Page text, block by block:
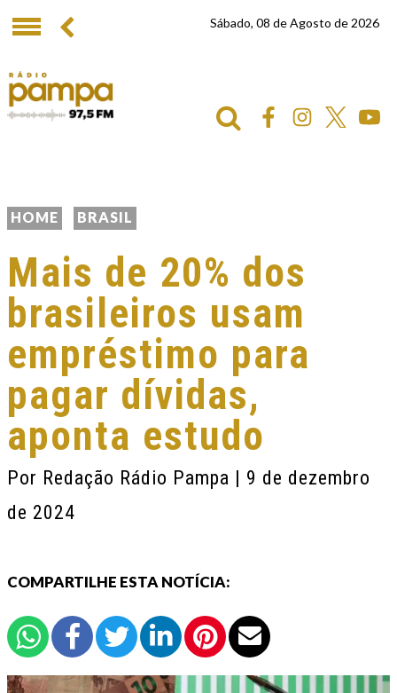
Sábado, 08 de Agosto de 2026
HOME BRASIL
Mais de 20% dos
brasileiros usam
empréstimo para
pagar dívidas,
aponta estudo
Por Redação Rádio Pampa | 9 de dezembro
de 2024
COMPARTILHE ESTA NOTÍCIA: